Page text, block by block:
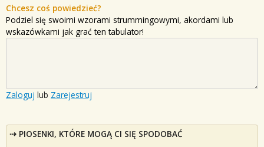
Chcesz coś powiedzieć?
Podziel się swoimi wzorami strummingowymi, akordami lub
wskazówkami jak grać ten tabulator!
Zaloguj lub Zarejestruj
PIOSENKI, KTÓRE MOGĄ CI SIĘ SPODOBAĆ